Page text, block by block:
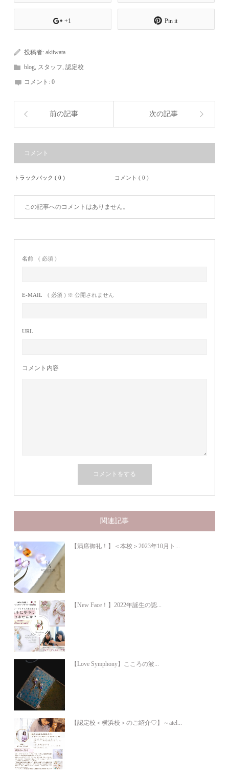
+1 Pin it
投稿者:akiiwata
blog, スタッフ,認定校
コメント:0
前の記事 次の記事
コメント
トラックバック ( 0 ) コメント ( 0 )
この記事へのコメントはありません。
名前 ( 必須 )
E-MAIL ( 必須 ) ※ 公開されません
URL
コメント内容
関連記事
【満席御礼！】＜本校＞2023年10月ト...
【New Face！】2022年誕生の認...
【Love Symphony】こころの波...
【認定校＜横浜校＞のご紹介♡】～atel...